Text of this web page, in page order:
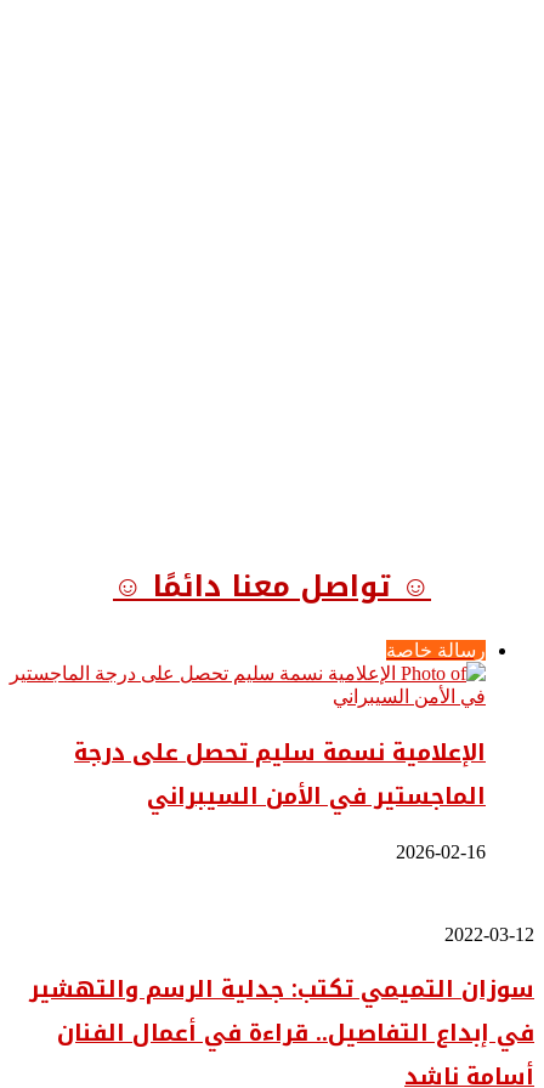
☺ تواصل معنا دائمًا ☺
رسالة خاصة
الإعلامية نسمة سليم تحصل على درجة
الماجستير في الأمن السيبراني
2026-02-16
سوزان
تكتب:
جدلية
الرسم
والتهشير
في
2022-03-12
سوزان التميمي تكتب: جدلية الرسم والتهشير
في إبداع التفاصيل.. قراءة في أعمال الفنان
أسامة ناشد